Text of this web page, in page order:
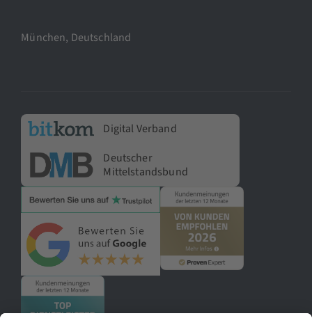
München, Deutschland
Digital Verband
Deutscher
Mittelstandsbund